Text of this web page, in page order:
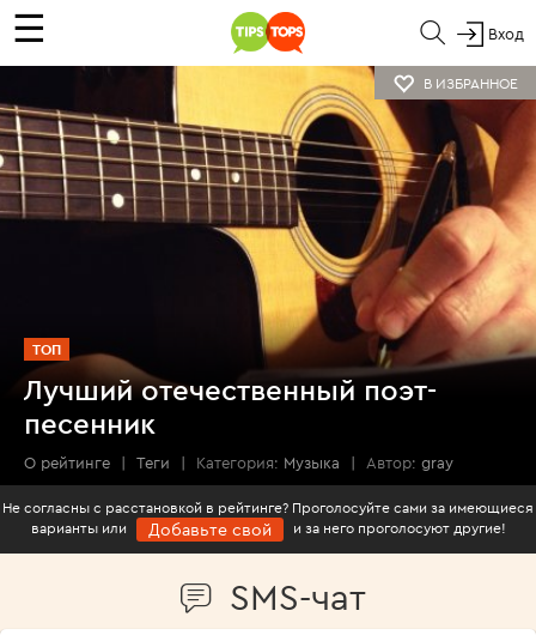
☰ Вход
В ИЗБРАННОЕ
ТОП
Лучший отечественный поэт-
песенник
О рейтинге | Теги | Категория: Музыка | Автор: gray
Не согласны с расстановкой в рейтинге? Проголосуйте сами за имеющиеся
варианты или
Добавьте свой и за него проголосуют другие!
SMS-чат